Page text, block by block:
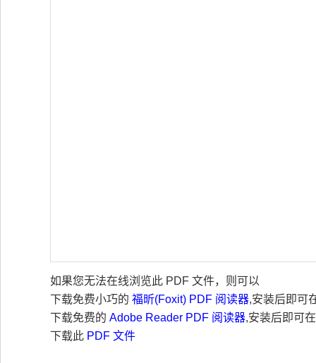
如果您无法在线浏览此 PDF 文件，则可以
下载免费小巧的 福昕(Foxit) PDF 阅读器,安装后即可
下载免费的 Adobe Reader PDF 阅读器,安装后即可
下载此 PDF 文件